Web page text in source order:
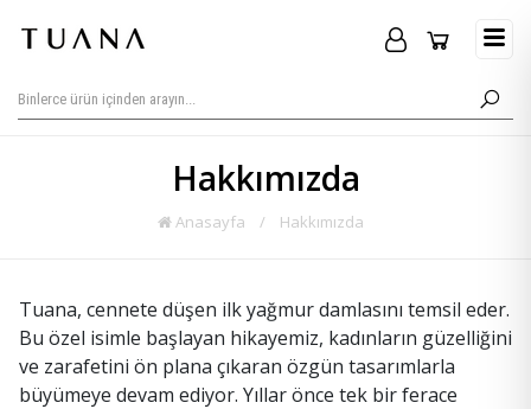
Hakkımızda
Anasayfa / Hakkımızda
Tuana, cennete düşen ilk yağmur damlasını temsil eder.
Bu özel isimle başlayan hikayemiz, kadınların güzelliğini
ve zarafetini ön plana çıkaran özgün tasarımlarla
büyümeye devam ediyor. Yıllar önce tek bir ferace